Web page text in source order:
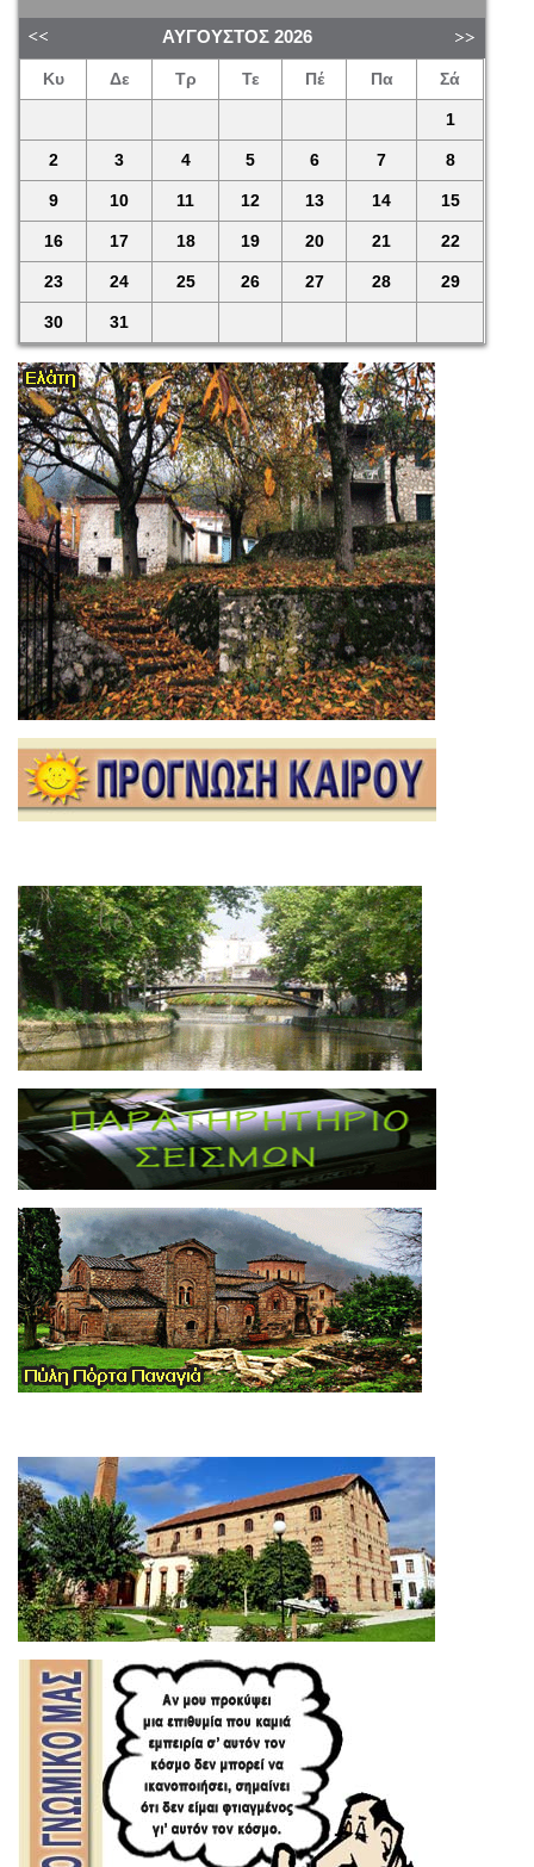
ΑΎΓΟΥΣΤΟΣ 2026
Κυ Δε Τρ Τε Πέ Πα Σά
1
2 3 4 5 6 7 8
9 10 11 12 13 14 15
16 17 18 19 20 21 22
23 24 25 26 27 28 29
30 31